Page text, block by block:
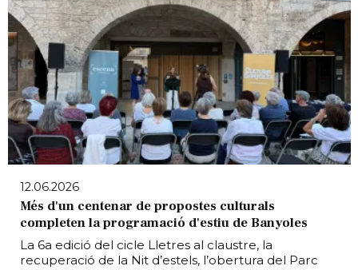
12.06.2026
Més d'un centenar de propostes culturals
completen la programació d'estiu de Banyoles
La 6a edició del cicle Lletres al claustre, la
recuperació de la Nit d’estels, l’obertura del Parc